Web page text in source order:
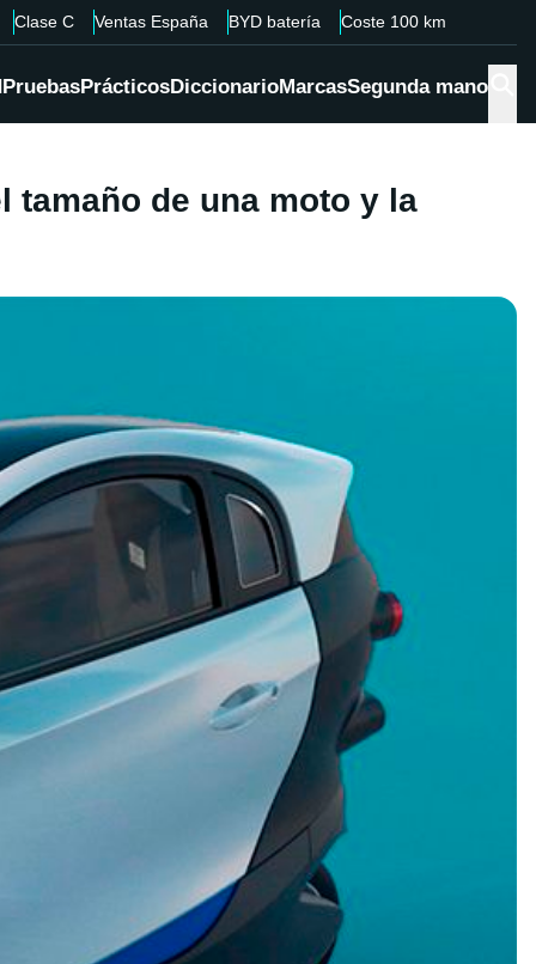
Clase C Ventas España BYD batería Coste 100 km
PruebasPrácticosDiccionarioMarcasSegunda mano
tamaño de una moto y la